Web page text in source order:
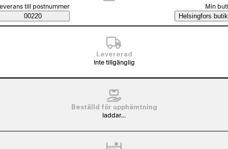
Saatavuustiedot
beställningssätt
till postnummer
00220
Min
Helsingfors butik
Levererad
Inte tillgänglig
Beställd för upphämtning
laddar...